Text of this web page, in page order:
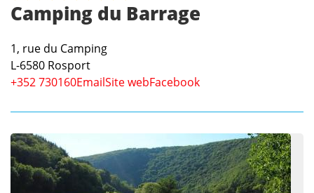
Camping du Barrage
1, rue du Camping
L-6580 Rosport
+352 730160EmailSite webFacebook